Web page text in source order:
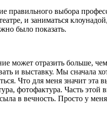
правильного выбора
и заниматься
было показать.
может отразить больше,
и выставку. Мы сначала
Что для меня значит эта
фотофактура. Часть этой
в вечность. Просто у